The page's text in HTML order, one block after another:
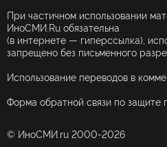
При частичном использовании
ИноСМИ.Ru обязательна
(в интернете — гиперссылка),
запрещено без письменного
Использование переводов в
Форма обратной связи по защите
© ИноСМИ.ru 2000-2026